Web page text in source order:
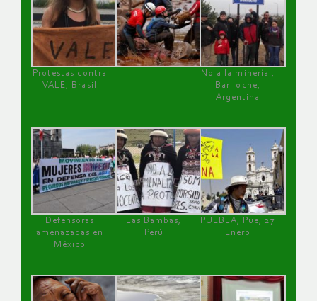
Protestas contra
VALE, Brasil
No a la minería ,
Bariloche,
Argentina
Defensoras
amenazadas en
México
Las Bambas,
Perú
PUEBLA, Pue, 27
Enero